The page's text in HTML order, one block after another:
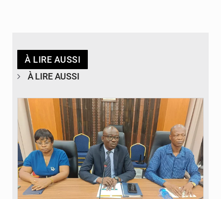
À LIRE AUSSI
À LIRE AUSSI